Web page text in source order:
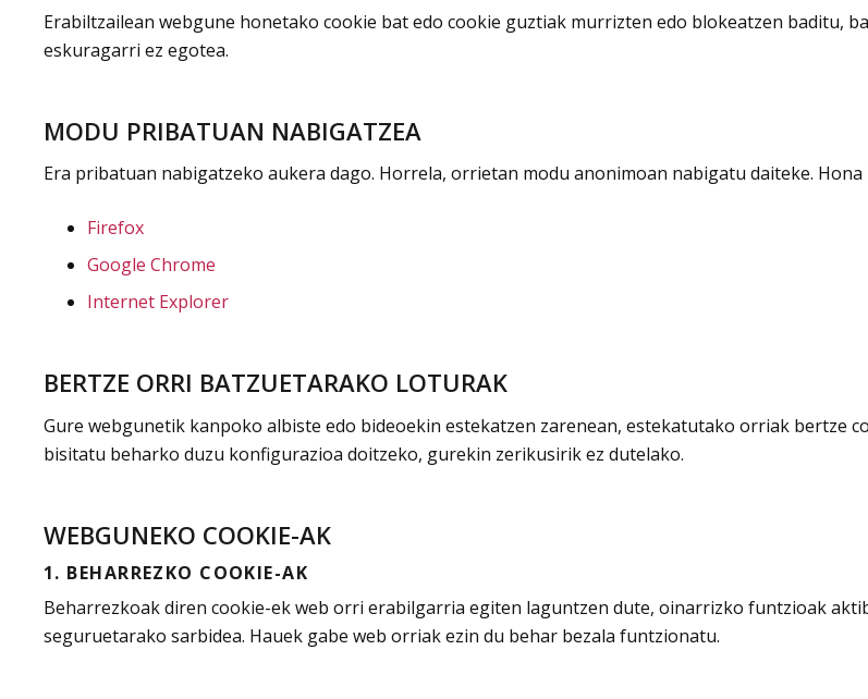
Erabiltzailean webgune honetako cookie bat edo cookie guztiak murrizten edo blokeatzen baditu,
eskuragarri ez egotea.
MODU PRIBATUAN NABIGATZEA
Era pribatuan nabigatzeko aukera dago. Horrela, orrietan modu anonimoan nabigatu daiteke.
Firefox
Google Chrome
Internet Explorer
BERTZE ORRI BATZUETARAKO LOTURAK
Gure webgunetik kanpoko albiste edo bideoekin estekatzen zarenean, estekatutako orriak bertze
bisitatu beharko duzu konfigurazioa doitzeko, gurekin zerikusirik ez dutelako.
WEBGUNEKO COOKIE-AK
1. BEHARREZKO COOKIE-AK
Beharrezkoak diren cookie-ek web orri erabilgarria egiten laguntzen dute, oinarrizko funtzioak
seguruetarako sarbidea. Hauek gabe web orriak ezin du behar bezala funtzionatu.